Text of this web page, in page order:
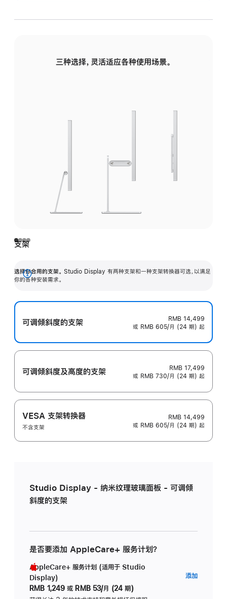
三种选择，灵活适应各种使用场景。
支架
选择你合用的支架。 Studio Display 有两种支架和一种支架转换器可选，以满足
你的各种安装需求。
展
可调倾斜度的支架
RMB 14,499
或 RMB 605/月 (24 期) 起
可调倾斜度及高‍度的支‍架
RMB 17,499
或 RMB 730/月 (24 期) 起
VESA 支架转换器
不含支架
RMB 14,499
或 RMB 605/月 (24 期) 起
Studio Display - 纳米纹理玻璃面板 - 可调倾
斜度的支架
是否要添加 AppleCare+ 服务计划？
AppleCare+ 服务计划 (适用于 Studio
Display)
RMB 1,249 或 RMB 53/月 (24 期)
添加